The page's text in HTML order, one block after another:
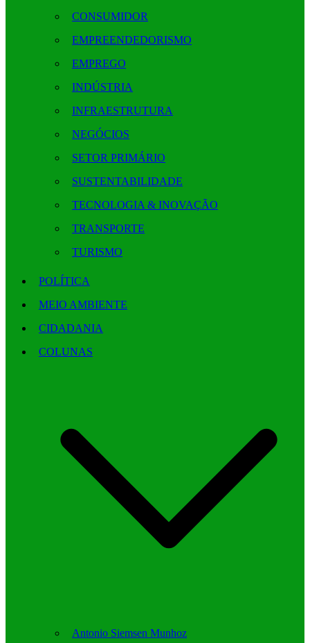
CONSUMIDOR
EMPREENDEDORISMO
EMPREGO
INDÚSTRIA
INFRAESTRUTURA
NEGÓCIOS
SETOR PRIMÁRIO
SUSTENTABILIDADE
TECNOLOGIA & INOVAÇÃO
TRANSPORTE
TURISMO
POLÍTICA
MEIO AMBIENTE
CIDADANIA
COLUNAS
Antonio Siemsen Munhoz